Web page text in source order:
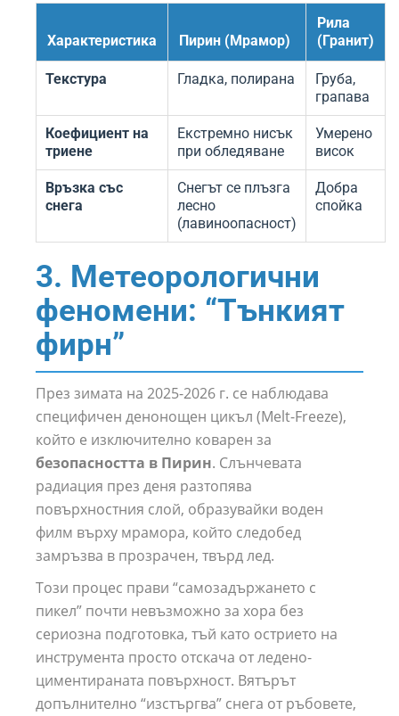
Характеристика Пирин (Мрамор)
Рила
(Гранит)
Текстура Гладка, полирана
Груба,
грапава
Коефициент на
триене
Екстремно нисък
при обледяване
Умерено
висок
Връзка със
снега
Снегът се плъзга
лесно
(лавиноопасност)
Добра
спойка
3. Метеорологични
феномени: “Тънкият
фирн”
През зимата на 2025-2026 г. се наблюдава
специфичен денонощен цикъл (Melt-Freeze),
който е изключително коварен за
безопасността в Пирин. Слънчевата
радиация през деня разтопява
повърхностния слой, образувайки воден
филм върху мрамора, който следобед
замръзва в прозрачен, твърд лед.
Този процес прави “самозадържането с
пикел” почти невъзможно за хора без
сериозна подготовка, тъй като острието на
инструмента просто отскача от ледено-
циментираната повърхност. Вятърът
допълнително “изстъргва” снега от ръбовете,